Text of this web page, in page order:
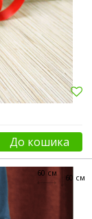
До кошика
60 см
60 см